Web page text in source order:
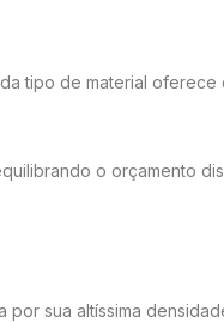
tipo de material
o orçamento
sua altíssima